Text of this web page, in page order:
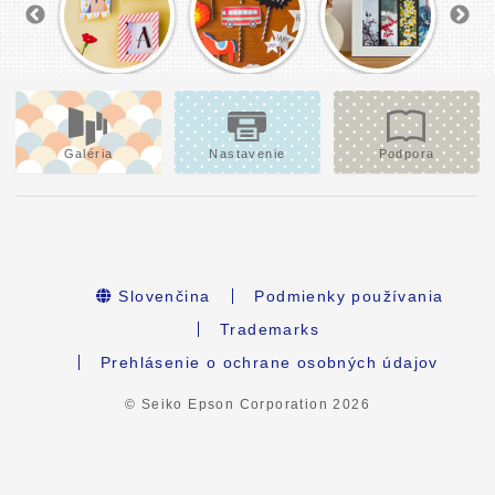
Galéria Nastavenie Podpora
Slovenčina
Podmienky používania
Trademarks
Prehlásenie o ochrane osobných údajov
© Seiko Epson Corporation2026